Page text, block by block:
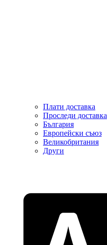
Плати доставка
Проследи доставка
България
Европейски съюз
Великобритания
Други